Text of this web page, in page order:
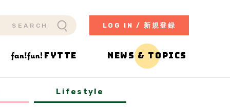
LOG IN / 新規登録
FYTTE NEWS & TOPICS
Lifestyle